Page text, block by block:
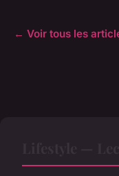
← Voir tous les